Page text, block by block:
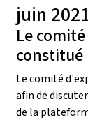
juin 2021
Le
constitué
Le comité
afin de
de la